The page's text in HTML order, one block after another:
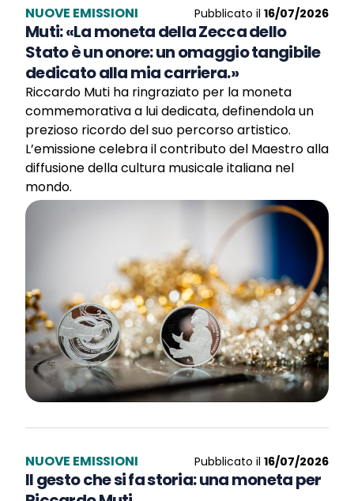
NUOVE EMISSIONI Pubblicato il 16/07/2026
Muti: «La moneta della Zecca dello
Stato è un onore: un omaggio tangibile
dedicato alla mia carriera.»
Riccardo Muti ha ringraziato per la moneta
commemorativa a lui dedicata, definendola un
prezioso ricordo del suo percorso artistico.
L’emissione celebra il contributo del Maestro alla
diffusione della cultura musicale italiana nel
mondo.
NUOVE EMISSIONI Pubblicato il 16/07/2026
Il gesto che si fa storia: una moneta per